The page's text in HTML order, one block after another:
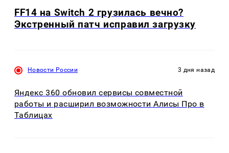
FF14 на Switch 2 грузилась вечно?
Экстренный патч исправил загрузку
Новости России 3 дня назад
Яндекс 360 обновил сервисы совместной
работы и расширил возможности Алисы Про в
Таблицах